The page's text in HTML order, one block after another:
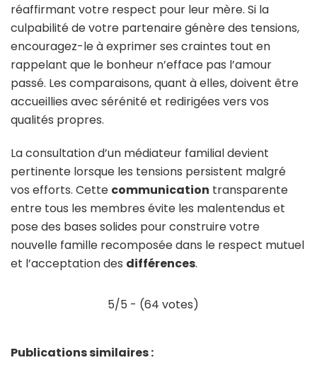
réaffirmant votre respect pour leur mère. Si la
culpabilité de votre partenaire génère des tensions,
encouragez-le à exprimer ses craintes tout en
rappelant que le bonheur n’efface pas l’amour
passé. Les comparaisons, quant à elles, doivent être
accueillies avec sérénité et redirigées vers vos
qualités propres.
La consultation d’un médiateur familial devient
pertinente lorsque les tensions persistent malgré
vos efforts. Cette communication transparente
entre tous les membres évite les malentendus et
pose des bases solides pour construire votre
nouvelle famille recomposée dans le respect mutuel
et l’acceptation des différences.
5/5 - (64 votes)
Publications similaires :